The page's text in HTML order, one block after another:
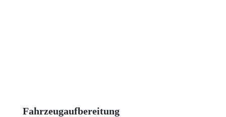
Fahrzeugaufbereitung